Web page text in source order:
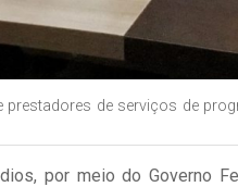
de serviços de
por meio do Governo